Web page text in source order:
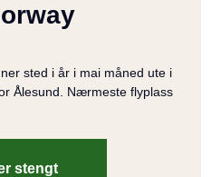
sted i år i mai måned ute i
Ålesund. Nærmeste flyplass
stengt